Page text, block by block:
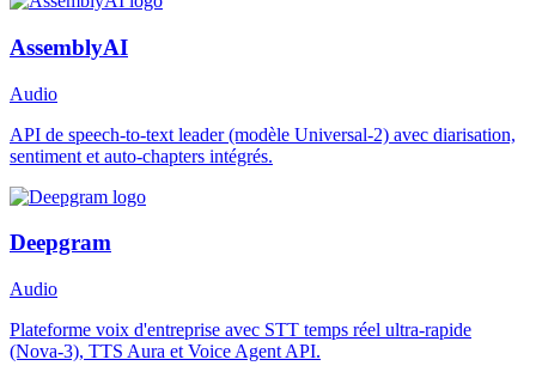
AssemblyAI
Audio
API de speech-to-text leader (modèle Universal-2) avec diarisation,
sentiment et auto-chapters intégrés.
Deepgram
Audio
Plateforme voix d'entreprise avec STT temps réel ultra-rapide
(Nova-3), TTS Aura et Voice Agent API.